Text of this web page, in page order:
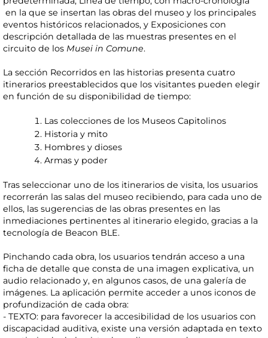
en la que se insertan las obras del museo y los principales
eventos históricos relacionados, y Exposiciones con
descripción detallada de las muestras presentes en el
circuito de los Musei in Comune.
La sección Recorridos en las historias presenta cuatro
itinerarios preestablecidos que los visitantes pueden elegir
en función de su disponibilidad de tiempo:
Las colecciones de los Museos Capitolinos
Historia y mito
Hombres y dioses
Armas y poder
Tras seleccionar uno de los itinerarios de visita, los usuarios
recorrerán las salas del museo recibiendo, para cada uno de
ellos, las sugerencias de las obras presentes en las
inmediaciones pertinentes al itinerario elegido, gracias a la
tecnología de Beacon BLE.
Pinchando cada obra, los usuarios tendrán acceso a una
ficha de detalle que consta de una imagen explicativa, un
audio relacionado y, en algunos casos, de una galería de
imágenes. La aplicación permite acceder a unos iconos de
profundización de cada obra:
- TEXTO: para favorecer la accesibilidad de los usuarios con
discapacidad auditiva, existe una versión adaptada en texto